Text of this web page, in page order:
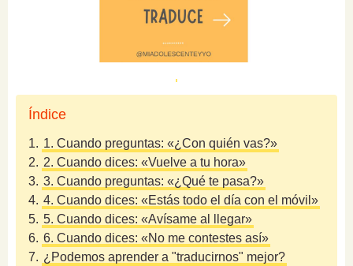
Índice
1. 1. Cuando preguntas: «¿Con quién vas?»
2. 2. Cuando dices: «Vuelve a tu hora»
3. 3. Cuando preguntas: «¿Qué te pasa?»
4. 4. Cuando dices: «Estás todo el día con el móvil»
5. 5. Cuando dices: «Avísame al llegar»
6. 6. Cuando dices: «No me contestes así»
7. ¿Podemos aprender a "traducirnos" mejor?